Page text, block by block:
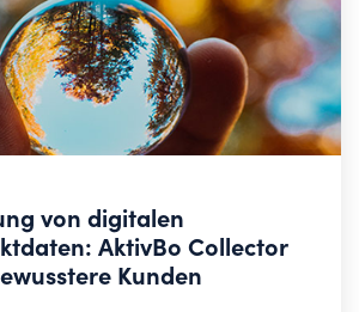
von digitalen
AktivBo Collector
Kunden